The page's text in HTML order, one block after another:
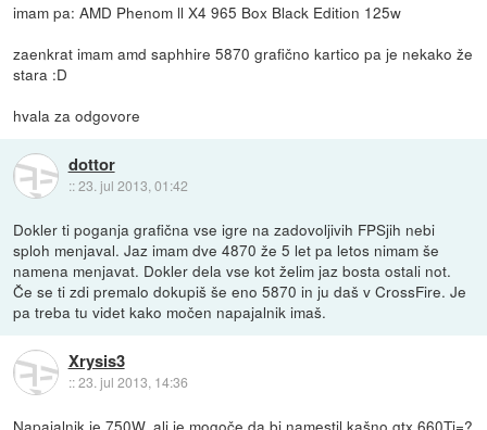
imam pa: AMD Phenom ll X4 965 Box Black Edition 125w
zaenkrat imam amd saphhire 5870 grafično kartico pa je nekako že
stara :D
hvala za odgovore
dottor
::23. jul 2013, 01:42
Dokler ti poganja grafična vse igre na zadovoljivih FPSjih nebi
sploh menjaval. Jaz imam dve 4870 že 5 let pa letos nimam še
namena menjavat. Dokler dela vse kot želim jaz bosta ostali not.
Če se ti zdi premalo dokupiš še eno 5870 in ju daš v CrossFire. Je
pa treba tu videt kako močen napajalnik imaš.
Xrysis3
::23. jul 2013, 14:36